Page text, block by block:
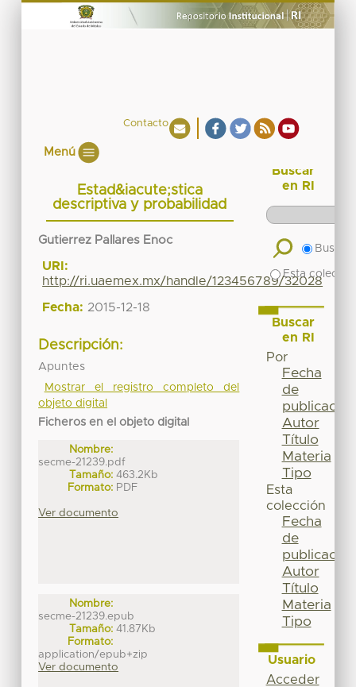
Contacto
Menú
Estad&iacute;stica
descriptiva y probabilidad
Gutierrez Pallares Enoc
URI:
http://ri.uaemex.mx/handle/123456789/32028
Fecha: 2015-12-18
Descripción:
Apuntes
Mostrar el registro completo del
objeto digital
Ficheros en el objeto digital
Nombre:
secme-21239.pdf
Tamaño: 463.2Kb
Formato: PDF
Ver documento
Nombre:
secme-21239.epub
Tamaño: 41.87Kb
Formato:
application/epub+zip
Ver documento
Buscar
en RI
Buscar
Esta
Buscar
en RI
Por
Fecha
de
publicación
Autor
Título
Materia
Tipo
Esta
colección
Fecha
de
publicación
Autor
Título
Materia
Tipo
Usuario
Acceder